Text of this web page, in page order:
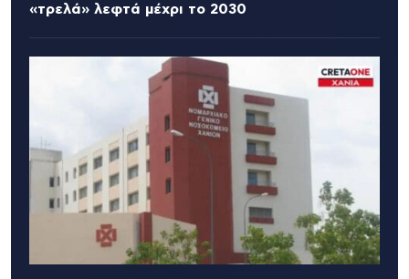
«τρελά» λεφτά μέχρι το 2030